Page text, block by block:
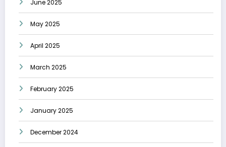
June 2025
May 2025
April 2025
March 2025
February 2025
January 2025
December 2024